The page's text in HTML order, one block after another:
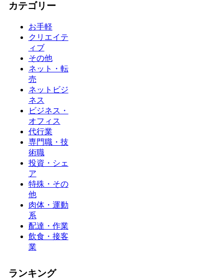
カテゴリー
お手軽
クリエイテ
ィブ
その他
ネット・転
売
ネットビジ
ネス
ビジネス・
オフィス
代行業
専門職・技
術職
投資・シェ
ア
特殊・その
他
肉体・運動
系
配達・作業
飲食・接客
業
ランキング